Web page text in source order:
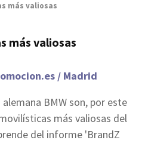
más valiosas
más valiosas
/ Madrid
BMW son, por este
más valiosas del
del informe 'BrandZ